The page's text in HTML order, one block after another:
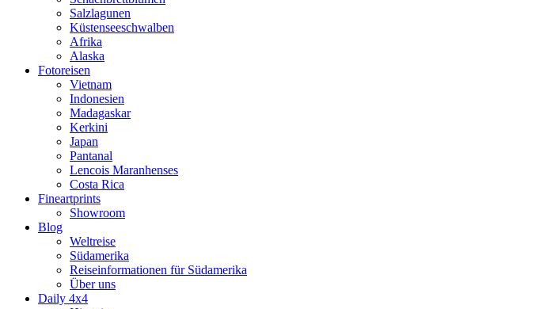
Salzlagunen
Küstenseeschwalben
Afrika
Alaska
Fotoreisen
Vietnam
Indonesien
Madagaskar
Kerkini
Japan
Pantanal
Lencois Maranhenses
Costa Rica
Fineartprints
Showroom
Blog
Weltreise
Südamerika
Reiseinformationen für Südamerika
Über uns
Daily 4x4